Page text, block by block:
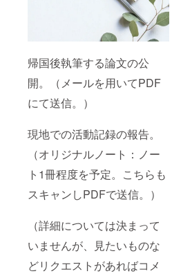
帰国後執筆する論文の公
開。（メールを用いてPDF
にて送信。）
現地での活動記録の報告。
（オリジナルノート：ノー
ト1冊程度を予定。こちらも
スキャンしPDFで送信。）
（詳細については決まって
いませんが、見たいものな
どリクエストがあればコメ